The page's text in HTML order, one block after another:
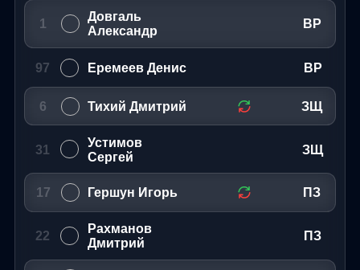
1
Довгаль
Александр
ВР
97 Еремеев Денис ВР
6 Тихий Дмитрий ЗЩ
31
Устимов
Сергей
ЗЩ
17 Гершун Игорь ПЗ
22
Рахманов
Дмитрий
ПЗ